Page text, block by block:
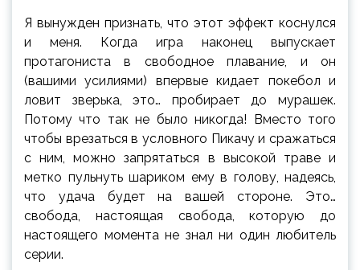
Я вынужден признать, что этот эффект коснулся
и меня. Когда игра наконец выпускает
протагониста в свободное плавание, и он
(вашими усилиями) впервые кидает покебол и
ловит зверька, это… пробирает до мурашек.
Потому что так не было никогда! Вместо того
чтобы врезаться в условного Пикачу и сражаться
с ним, можно запрятаться в высокой траве и
метко пульнуть шариком ему в голову, надеясь,
что удача будет на вашей стороне. Это…
свобода, настоящая свобода, которую до
настоящего момента не знал ни один любитель
серии.